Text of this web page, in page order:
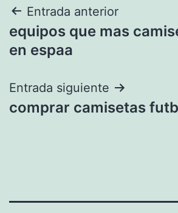
Navegación
de
Entrada anterior
equipos que mas
en espaa
Entrada siguiente
comprar camisetas